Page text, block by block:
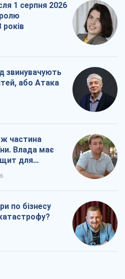
1 серпня 2026
звинувачують
або Атака
частина
Влада має
щит для
по бізнесу